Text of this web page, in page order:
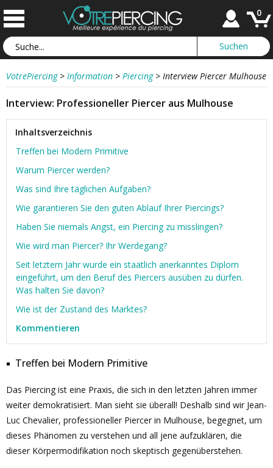
0
VotrePiercing > Information > Piercing > Interview Piercer Mulhouse
Interview: Professioneller Piercer aus Mulhouse
Inhaltsverzeichnis
Treffen bei Modern Primitive
Warum Piercer werden?
Was sind Ihre täglichen Aufgaben?
Wie garantieren Sie den guten Ablauf Ihrer Piercings?
Haben Sie niemals Angst, ein Piercing zu misslingen?
Wie wird man Piercer? Ihr Werdegang?
Seit letztem Jahr wurde ein staatlich anerkanntes Diplom
eingeführt, um den Beruf des Piercers ausüben zu dürfen.
Was halten Sie davon?
Wie ist der Zustand des Marktes?
Kommentieren
Treffen bei Modern Primitive
Das Piercing ist eine Praxis, die sich in den letzten Jahren immer
weiter demokratisiert. Man sieht sie überall! Deshalb sind wir Jean-
Luc Chevalier, professioneller Piercer in Mulhouse, begegnet, um
dieses Phänomen zu verstehen und all jene aufzuklären, die
dieser Körpermodifikation noch skeptisch gegenüberstehen.